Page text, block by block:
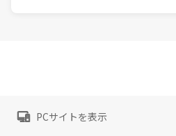
PCサイトを表示